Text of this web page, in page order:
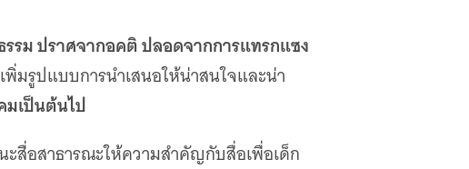
รม ปราศจากอคติ ปลอดจากการแทรกแซง
พิ่มรูปแบบการนำเสนอให้น่าสนใจและน่า
เป็นต้นไป
สื่อสาธารณะให้ความสำคัญกับสื่อเพื่อเด็ก